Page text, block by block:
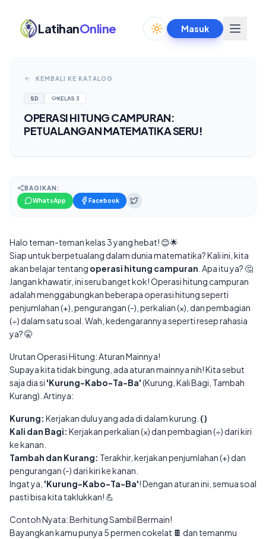
LatihanOnline Toggle theme
Masuk
KEMBALI KE KATALOG
SD KELAS3
OPERASI HITUNG CAMPURAN:
PETUALANGAN MATEMATIKA SERU!
BAGIKAN:
WhatsApp
Facebook
Halo teman-teman kelas 3 yang hebat! 😊🌟
Siap untuk berpetualang dalam dunia matematika? Kali ini, kita
akan belajar tentang operasi hitung campuran . Apa itu ya? 🤔
Jangan khawatir, ini seru banget kok! Operasi hitung campuran
adalah menggabungkan beberapa operasi hitung seperti
penjumlahan (+), pengurangan (-), perkalian (×), dan pembagian
(÷) dalam satu soal. Wah, kedengarannya seperti resep rahasia
ya? 🤫
Urutan Operasi Hitung: Aturan Mainnya!
Supaya kita tidak bingung, ada aturan mainnya nih! Kita sebut
saja dia si 'Kurung-Kabo-Ta-Ba'(Kurung, Kali Bagi, Tambah
Kurang). Artinya:
Kurung: Kerjakan dulu yang ada di dalam kurung. ( )
Kali dan Bagi: Kerjakan perkalian (×) dan pembagian (÷) dari kiri
ke kanan.
Tambah dan Kurang: Terakhir, kerjakan penjumlahan (+) dan
pengurangan (-) dari kiri ke kanan.
Ingat ya, 'Kurung-Kabo-Ta-Ba'! Dengan aturan ini, semua soal
pasti bisa kita taklukkan! 💪
Contoh Nyata: Berhitung Sambil Bermain!
Bayangkan kamu punya 5 permen cokelat 🍫 dan temanmu